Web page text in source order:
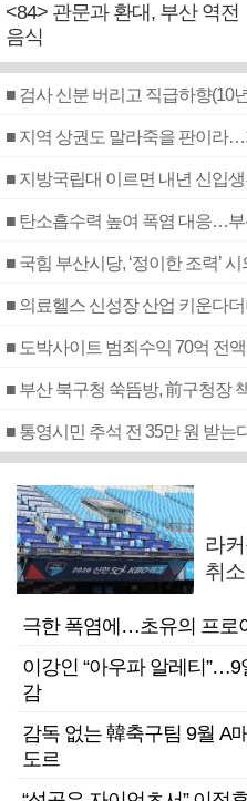
<84> 관문과 환대, 부산 역전
음식
■ 지역 상권도 말라죽을 판이라
■ 지방국립대 이르면 내년 신입생
■ 탄소흡수력 높여 폭염 대응…
■ 의료헬스 신성장 산업 키운다
■ 도박사이트 범죄수익 70억 전
■ 부산 북구청 쑥뜸방, 前구청장
■ 통영시민 추석 전 35만 원 받는
라
취
극한 폭염에…초유의 프로
이강인 “아우파 알레티
감
감독 없는 韓축구팀 9월 A
도르